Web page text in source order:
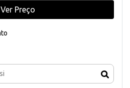
Ver Preço